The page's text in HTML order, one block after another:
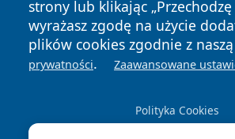
strony lub klikając
wyrażasz zgodę na użycie
plików cookies zgodnie z naszą
prywatności. Zaawansowane
Polityka Cookies
Prywatności